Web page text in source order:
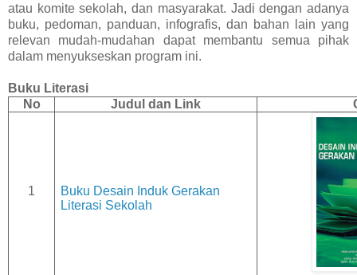
atau komite sekolah, dan masyarakat. Jadi dengan adanya
buku, pedoman, panduan, infografis, dan bahan lain yang
relevan mudah-mudahan dapat membantu semua pihak
dalam menyukseskan program ini.
Buku Literasi
No
Judul dan Link
1
Buku Desain Induk Gerakan
Literasi Sekolah